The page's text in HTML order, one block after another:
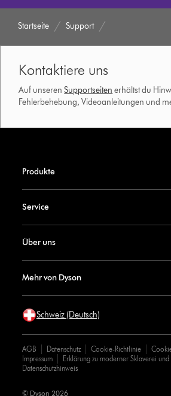
Startseite Support
Kontaktiere uns
Auf unserenSupportseiten erhältst du
Fehlerbehebung, Videoanleitungen und
Produkte
Service
Über uns
Mehr von Dyson
Schweiz (Deutsch)
AGB Datenschutz Cookie-Richtlinie
Impressum
Erklärung zu moderner Sklaverei
Datenschutzhinweis
© Dyson 2026